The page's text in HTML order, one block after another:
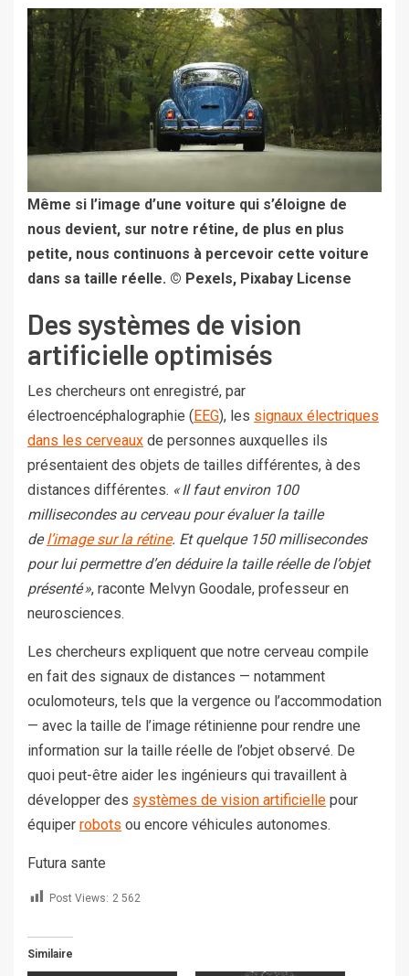
Même si l’image d’une voiture qui s’éloigne de
nous devient, sur notre rétine, de plus en plus
petite, nous continuons à percevoir cette voiture
dans sa taille réelle. © Pexels, Pixabay License
Des systèmes de vision
artificielle optimisés
Les chercheurs ont enregistré, par
électroencéphalographie ( EEG), les signaux électriques
dans les cerveaux de personnes auxquelles ils
présentaient des objets de tailles différentes, à des
distances différentes. « Il faut environ 100
millisecondes au cerveau pour évaluer la taille
del’image sur la rétine. Et quelque 150 millisecondes
pour lui permettre d’en déduire la taille réelle de l’objet
présenté », raconte Melvyn Goodale, professeur en
neurosciences.
Les chercheurs expliquent que notre cerveau compile
en fait des signaux de distances — notamment
oculomoteurs, tels que la vergence ou l’accommodation
— avec la taille de l’image rétinienne pour rendre une
information sur la taille réelle de l’objet observé. De
quoi peut-être aider les ingénieurs qui travaillent à
développer des systèmes de vision artificielle pour
équiper robots ou encore véhicules autonomes.
Futura sante
Post Views: 2 562
Similaire